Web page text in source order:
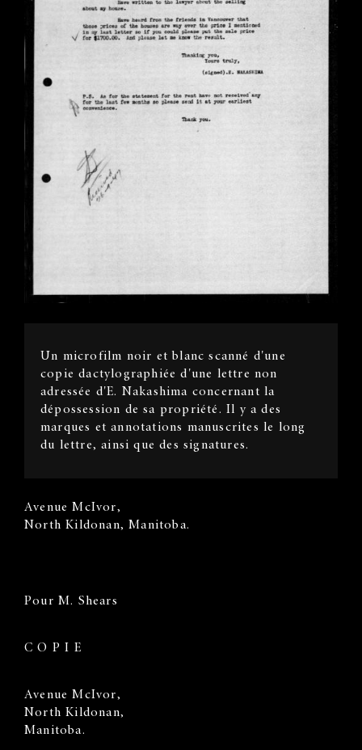
Description
Un microfilm noir et blanc scanné d'une
copie dactylographiée d'une lettre non
adressée d'E. Nakashima concernant la
dépossession de sa propriété. Il y a des
marques et annotations manuscrites le long
du lettre, ainsi que des signatures.
Sender's
Address
Avenue McIvor,
North Kildonan, Manitoba.
Body
Pour M. Shears
C O P I E
Avenue McIvor,
North Kildonan,
Manitoba.